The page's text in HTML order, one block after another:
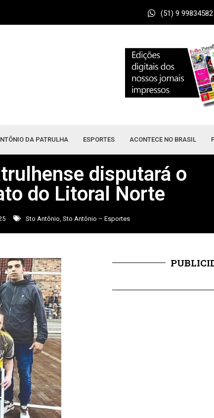
(51) 9 99834582
DA PATRULHA ESPORTES ACONTECE NO BRASIL
disputará o
do Litoral Norte
Sto Antônio Sto Antônio – Esportes